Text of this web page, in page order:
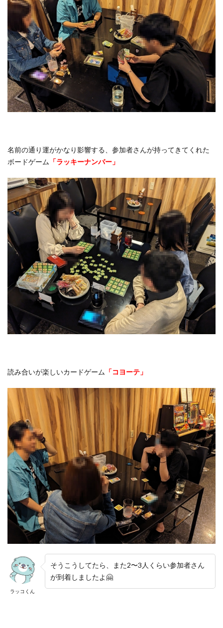
名前の通り運がかなり影響する、参加者さんが持ってきてくれた
ボードゲーム 「ラッキーナンバー」
読み合いが楽しいカードゲーム 「コヨーテ」
ラッコくん
そうこうしてたら、また2〜3人くらい参加者さん
が到着しましたよ🤗